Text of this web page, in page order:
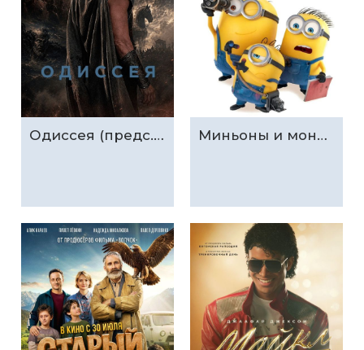
Одиссея (предс.обсл. & Три добрых дела) Миньоны и монстры (предс.обсл. & Три добрых дела)